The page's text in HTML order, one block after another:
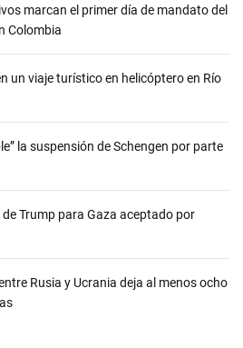
marcan el primer día de mandato del
Colombia
un viaje turístico en helicóptero en Río
la suspensión de Schengen por parte
Trump para Gaza aceptado por
Rusia y Ucrania deja al menos ocho